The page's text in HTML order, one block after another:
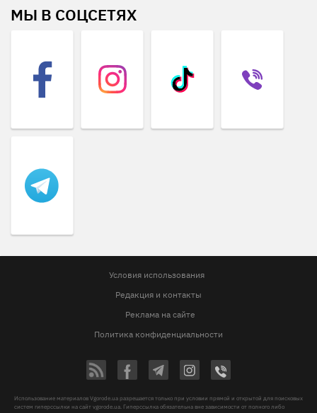
МЫ В СОЦСЕТЯХ
Условия использования
Редакция и контакты
Реклама на сайте
Политика конфиденциальности
Использование материалов Vgorode.ua разрешается только при условии прямой и открытой для поисковых
систем гиперссылки на сайт vgorode.ua. Гиперссылка обязательна вне зависимости от полного либо